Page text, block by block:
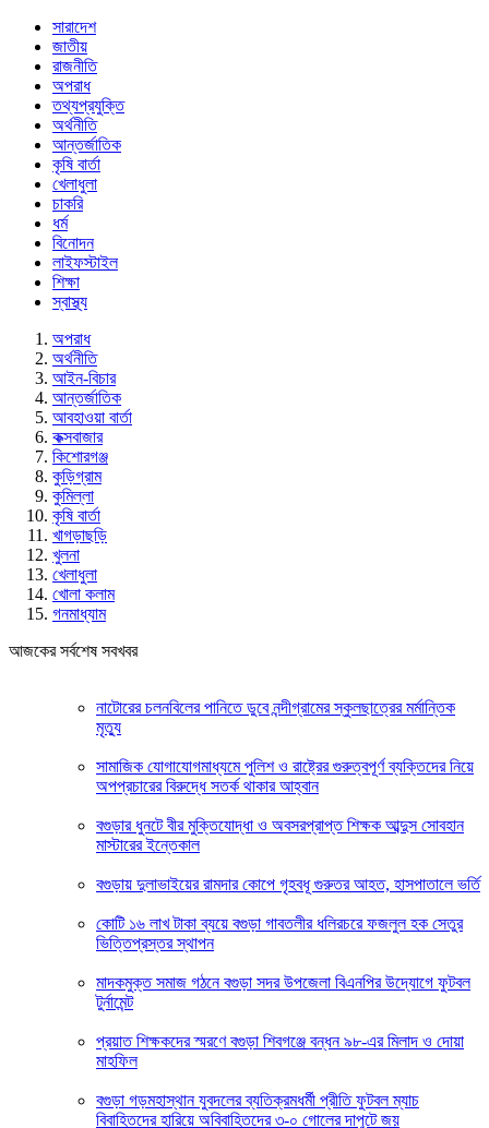
সারাদেশ
জাতীয়
রাজনীতি
অপরাধ
তথ্যপ্রযুক্তি
অর্থনীতি
আন্তর্জাতিক
কৃষি বার্তা
খেলাধুলা
চাকরি
ধর্ম
বিনোদন
লাইফস্টাইল
শিক্ষা
স্বাস্থ্য
অপরাধ
অর্থনীতি
আইন-বিচার
আন্তর্জাতিক
আবহাওয়া বার্তা
কক্সবাজার
কিশোরগঞ্জ
কুড়িগ্রাম
কুমিল্লা
কৃষি বার্তা
খাগড়াছড়ি
খুলনা
খেলাধুলা
খোলা কলাম
গনমাধ্যাম
আজকের সর্বশেষ সবখবর
নাটোরের চলনবিলের পানিতে ডুবে নন্দীগ্রামের স্কুলছাত্রের মর্মান্তিক
মৃত্যু
সামাজিক যোগাযোগমাধ্যমে পুলিশ ও রাষ্ট্রের গুরুত্বপূর্ণ ব্যক্তিদের নিয়ে
অপপ্রচারের বিরুদ্ধে সতর্ক থাকার আহ্বান
বগুড়ার ধুনটে বীর মুক্তিযোদ্ধা ও অবসরপ্রাপ্ত শিক্ষক আব্দুস সোবহান
মাস্টারের ইন্তেকাল
বগুড়ায় দুলাভাইয়ের রামদার কোপে গৃহবধূ গুরুতর আহত, হাসপাতালে ভর্তি
কোটি ১৬ লাখ টাকা ব্যয়ে বগুড়া গাবতলীর ধলিরচরে ফজলুল হক সেতুর
ভিত্তিপ্রস্তর স্থাপন
মাদকমুক্ত সমাজ গঠনে বগুড়া সদর উপজেলা বিএনপির উদ্যোগে ফুটবল
টুর্নামেন্ট
প্রয়াত শিক্ষকদের স্মরণে বগুড়া শিবগঞ্জে বন্ধন ৯৮-এর মিলাদ ও দোয়া
মাহফিল
বগুড়া গড়মহাস্থান যুবদলের ব্যতিক্রমধর্মী প্রীতি ফুটবল ম্যাচ
বিবাহিতদের হারিয়ে অবিবাহিতদের ৩-০ গোলের দাপুটে জয়